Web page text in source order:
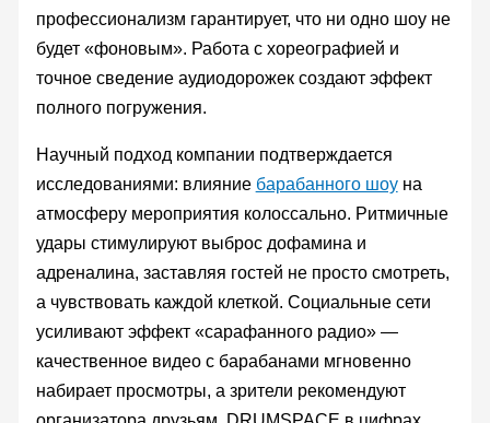
профессионализм гарантирует, что ни одно шоу не
будет «фоновым». Работа с хореографией и
точное сведение аудиодорожек создают эффект
полного погружения.
Научный подход компании подтверждается
исследованиями: влияние барабанного шоуна
атмосферу мероприятия колоссально. Ритмичные
удары стимулируют выброс дофамина и
адреналина, заставляя гостей не просто смотреть,
а чувствовать каждой клеткой. Социальные сети
усиливают эффект «сарафанного радио» —
качественное видео с барабанами мгновенно
набирает просмотры, а зрители рекомендуют